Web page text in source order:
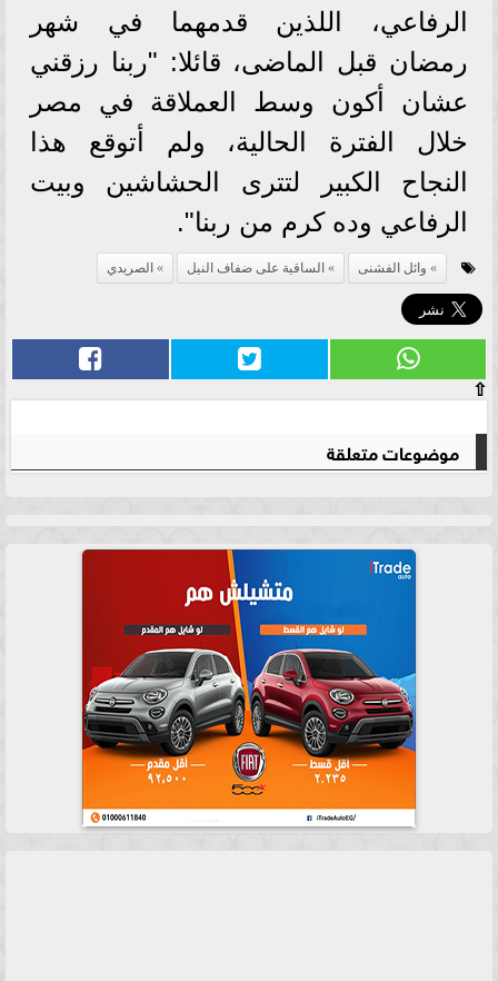
الرفاعي، اللذين قدمهما في شهر
رمضان قبل الماضى، قائلا: "ربنا رزقني
عشان أكون وسط العملاقة في مصر
خلال الفترة الحالية، ولم أتوقع هذا
النجاح الكبير لتترى الحشاشين وبيت
الرفاعي وده كرم من ربنا".
وائل الفشنى الساقية على ضفاف النيل الصريدي
⇧
موضوعات متعلقة